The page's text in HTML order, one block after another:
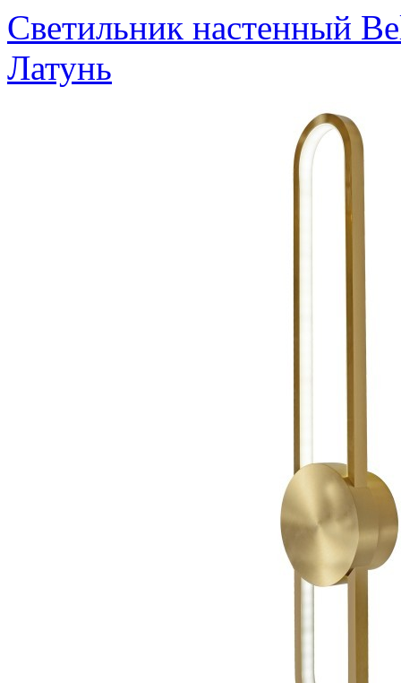
Светильник настенный
Латунь